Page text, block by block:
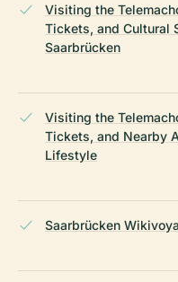
Visiting the
Tickets, and Cultural
Saarbrücken
Visiting the
Tickets, and Nearby
Lifestyle
Saarbrücken